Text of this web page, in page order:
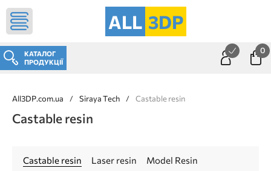
ALL 3DP
КАТАЛОГ
ПРОДУКЦІЇ
0
All3DP.com.ua / Siraya Tech / Castable resin
Castable resin
Castable resin Laser resin
Model Resin